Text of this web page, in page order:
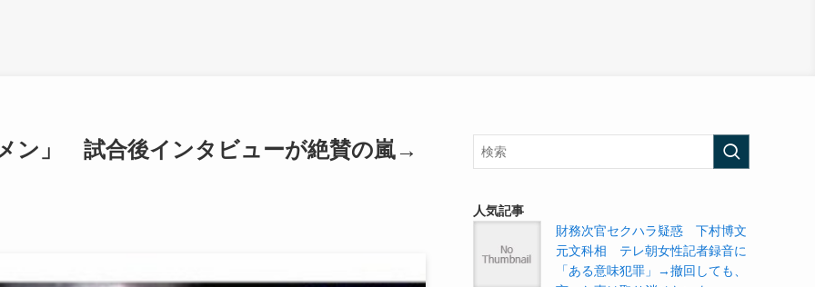
ン」 試合後インタビューが絶賛の嵐→
人気記事
財務次官セクハラ疑惑 下村博文
元文科相 テレ朝女性記者録音に
「ある意味犯罪」→撤回しても、